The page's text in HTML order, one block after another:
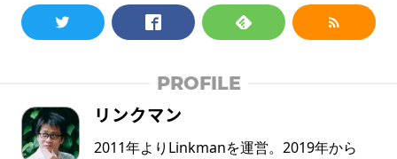
PROFILE
リンクマン
2011年よりLinkmanを運営。2019年から